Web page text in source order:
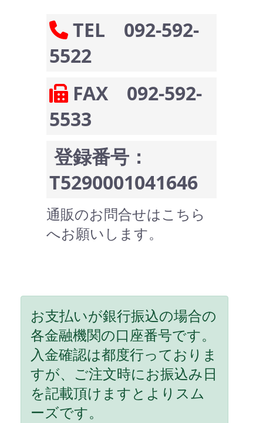
TEL 092-592-
5522
FAX 092-592-
5533
登録番号：
T5290001041646
通販のお問合せはこちら
へお願いします。
お支払いが銀行振込の場合の
各金融機関の口座番号です。
入金確認は都度行っておりま
すが、ご注文時にお振込み日
を記載頂けますとよりスム
ーズです。